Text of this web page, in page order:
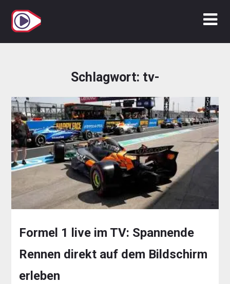
Inhalt
springen
Schlagwort: tv-
Formel 1 live im TV: Spannende
Rennen direkt auf dem Bildschirm
erleben